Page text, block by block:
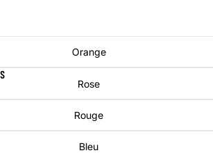
Orange
Rose
Rouge
Bleu